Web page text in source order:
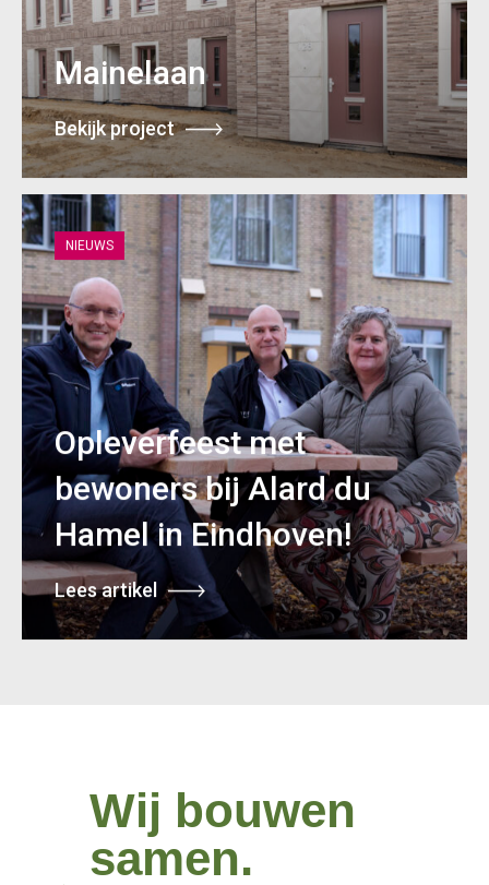
Mainelaan
Bekijk project
NIEUWS
Opleverfeest met
bewoners bij Alard du
Hamel in Eindhoven!
Lees artikel
Wij bouwen
samen.